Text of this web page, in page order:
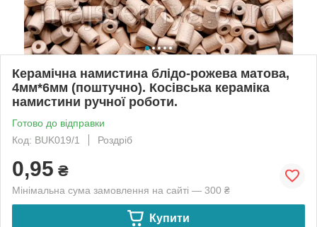
Керамічна намистина блідо-рожева матова,
4мм*6мм (поштучно). Косівська кераміка
намистини ручної роботи.
Готово до відправки
Код: BUK019/1
Роздріб
0,95 ₴
Мінімальна сума замовлення на сайті — 300 ₴
Купити